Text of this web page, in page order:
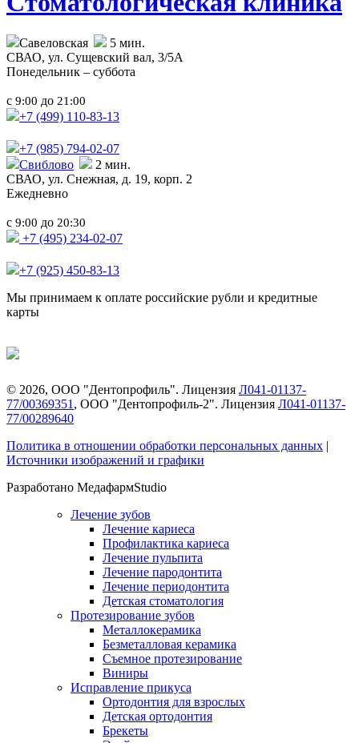
Савеловская
5 мин.
СВАО, ул. Сущевский вал, 3/5А
Понедельник – суббота
с 9:00 до 21:00
+7 (499) 110-83-13
+7 (985) 794-02-07
Свиблово
2 мин.
СВАО, ул. Снежная, д. 19, корп. 2
Ежедневно
с 9:00 до 20:30
+7 (495) 234-02-07
+7 (925) 450-83-13
Мы принимаем к оплате российские рубли и кредитные
карты
© 2026, ООО "Дентопрофиль". Лицензия Л041-01137-
77/00369351 , ООО "Дентопрофиль-2". Лицензия Л041-01137-
77/00289640
Политика в отношении обработки персональных данных |
Источники изображений и графики
Разработано МедафармStudio
Лечение зубов
Лечение кариеса
Профилактика кариеса
Лечение пульпита
Лечение пародонтита
Лечение периодонтита
Детская стоматология
Протезирование зубов
Металлокерамика
Безметалловая керамика
Съемное протезирование
Виниры
Исправление прикуса
Ортодонтия для взрослых
Детская ортодонтия
Брекеты